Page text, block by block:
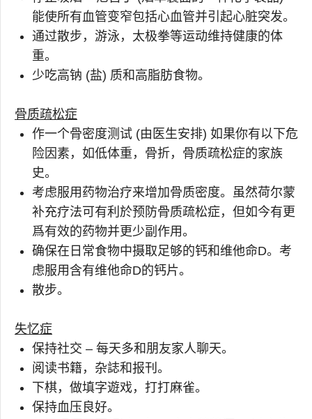
能使所有血管变窄包括心血管并引起心脏突发。
通过散步，游泳，太极拳等运动维持健康的体
重。
少吃高钠 (盐) 质和高脂肪食物。
骨质疏松症
作一个骨密度测试 (由医生安排) 如果你有以下危
险因素，如低体重，骨折，骨质疏松症的家族
史。
考虑服用药物治疗来增加骨质密度。虽然荷尔蒙
补充疗法可有利於预防骨质疏松症，但如今有更
爲有效的药物并更少副作用。
确保在日常食物中摄取足够的钙和维他命D。考
虑服用含有维他命D的钙片。
散步。
失忆症
保持社交 – 每天多和朋友家人聊天。
阅读书籍，杂誌和报刊。
下棋，做填字遊戏，打打麻雀。
保持血压良好。